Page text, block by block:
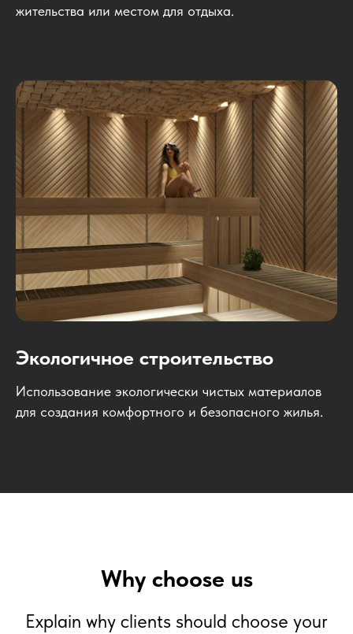
жительства или местом для отдыха.
Экологичное строительство
Использование экологически чистых материалов
для создания комфортного и безопасного жилья.
Why choose us
Explain why clients should choose your